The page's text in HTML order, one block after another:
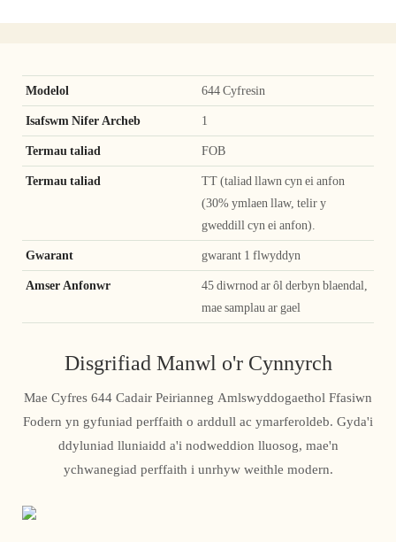
Modelol 644 Cyfresin
Isafswm Nifer Archeb 1
Termau taliad FOB
Termau taliad
TT (taliad llawn cyn ei anfon
(30% ymlaen llaw, telir y
gweddill cyn ei anfon).
Gwarant gwarant 1 flwyddyn
Amser Anfonwr
45 diwrnod ar ôl derbyn blaendal,
mae samplau ar gael
Disgrifiad Manwl o'r Cynnyrch
Mae Cyfres 644 Cadair Peirianneg Amlswyddogaethol Ffasiwn
Fodern yn gyfuniad perffaith o arddull ac ymarferoldeb. Gyda'i
ddyluniad lluniaidd a'i nodweddion lluosog, mae'n
ychwanegiad perffaith i unrhyw weithle modern.